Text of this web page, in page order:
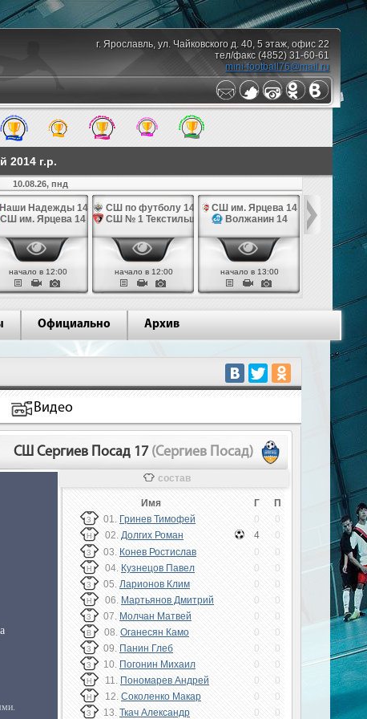
г. Ярославль, ул. Чайковского д. 40, 5 этаж, офис 22
тел/факс (4852) 31-60-61
mini-football76@mail.ru
2014 г.р.
10.08.26, пнд
Наши Надежды 14
им. Ярцева 14
начало в 12:00
СШ по футболу 14
СШ № 1 Текстильщик 14
начало в 12:00
СШ им. Ярцева 14
Волжанин 14
начало в 13:00
Официально Архив
Видео
СШ Сергиев Посад 17 (Сергиев Посад)
состав
Имя Г П
З 01. Гринев Тимофей 0 0
Н 02. Долгих Роман 4 0
З 03. Конев Ростислав 0 0
Н 04. Кузнецов Павел 0 0
З 05. Ларионов Клим 0 0
Н 06. Мартьянов Дмитрий 0 0
З 07. Молчан Матвей 0 0
В 08. Оганесян Камо 0 0
З 09. Панин Глеб 0 0
З 10. Погонин Михаил 0 0
Н 11. Пономарев Андрей 0 0
Н 12. Соколенко Макар 0 0
З 13. Ткач Александр 0 0